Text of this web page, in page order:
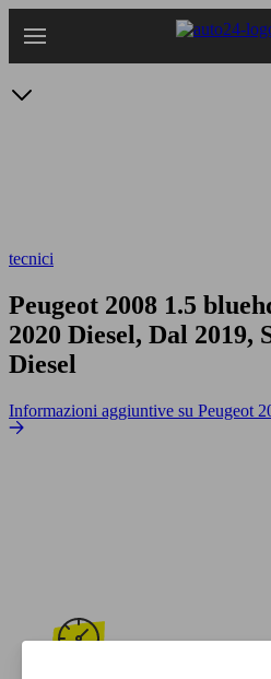
tecnici
Peugeot 2008 1.5
2020 Diesel, Dal 2019,
Diesel
Informazioni aggiuntive su Peugeot